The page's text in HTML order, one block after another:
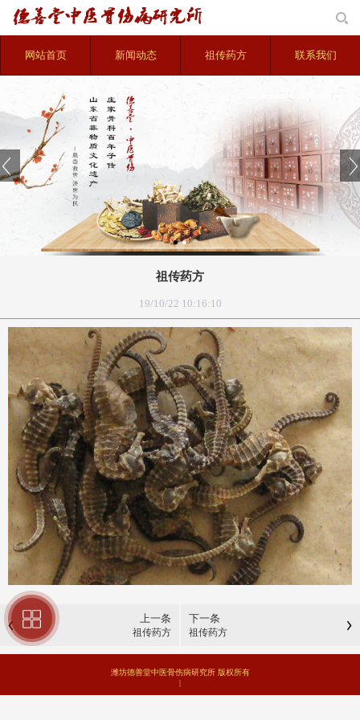
网站首页 新闻动态 祖传药方 联系我们
祖传药方
19/10/22 10:16:10
上一条
祖传药方
下一条
祖传药方
潍坊德善堂中医骨伤病研究所 版权所有
|